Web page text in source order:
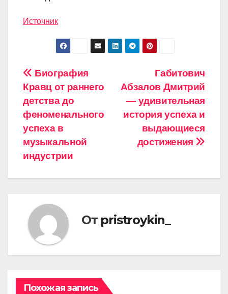
Источник
Навигация
по
записям
Габитович
Абзалов Дмитрий
— удивительная
история успеха и
выдающиеся
достижения
Биография
Кравц от раннего
детства до
феноменального
успеха в
музыкальной
индустрии
От pristroykin_
Похожая запись